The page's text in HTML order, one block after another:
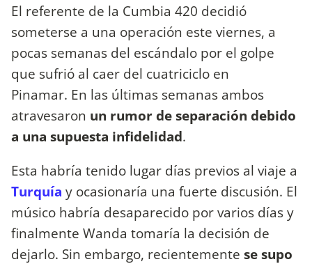
El referente de la Cumbia 420 decidió
someterse a una operación este viernes, a
pocas semanas del escándalo por el golpe
que sufrió al caer del cuatriciclo en
Pinamar. En las últimas semanas ambos
atravesaron un rumor de separación debido
a una supuesta infidelidad.
Esta habría tenido lugar días previos al viaje a
Turquía y ocasionaría una fuerte discusión. El
músico habría desaparecido por varios días y
finalmente Wanda tomaría la decisión de
dejarlo. Sin embargo, recientemente se supo